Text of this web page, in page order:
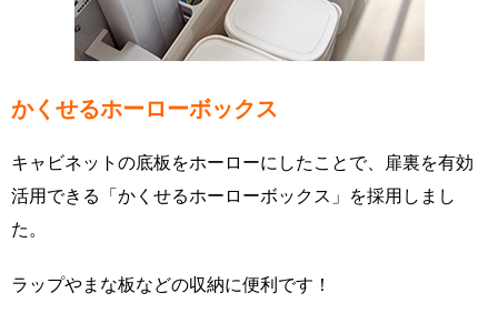
かくせるホーローボックス
キャビネットの底板をホーローにしたことで、扉裏を有効
活用できる「かくせるホーローボックス」を採用しまし
た。
ラップやまな板などの収納に便利です！